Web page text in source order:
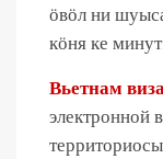
ӧвӧл ни
кӧня ке
Вьетнам
электронной